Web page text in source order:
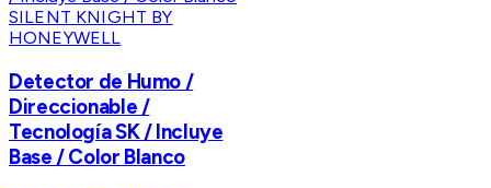
SILENT KNIGHT BY
HONEYWELL
Detector de Humo /
Direccionable /
Tecnología SK / Incluye
Base / Color Blanco